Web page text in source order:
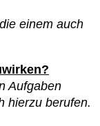
einem auch
Aufgaben
hierzu berufen.